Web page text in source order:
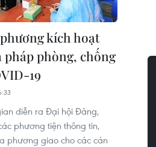
kích hoạt
pháp phòng, chống
19
diễn ra Đại hội Đảng,
phương tiện thông tin,
phương giao cho các cán